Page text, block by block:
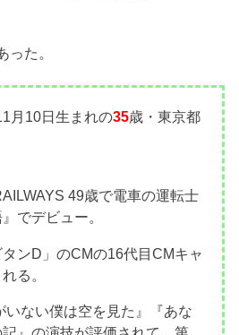
った。
月10日生まれの35歳・東京都
49歳で電車の運転士
でデビュー。
ンD」のCMの16代目CMキャ
る。
いない僕は空を見た』『あな